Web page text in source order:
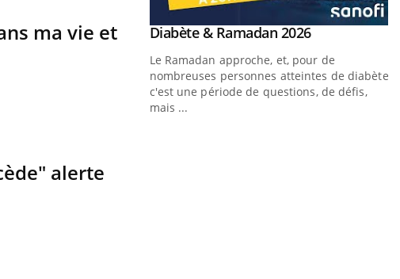
ma vie et
alerte
Youtube
Diabète & Ramadan 2026Youtube
Le Ramadan approche, et, pour de
nombreuses personnes atteintes de diabète,
c'est une période de questions, de défis,
mais ...